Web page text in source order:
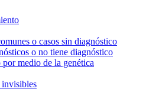
o casos sin diagnóstico
o no tiene diagnóstico
medio de la genética
invisibles